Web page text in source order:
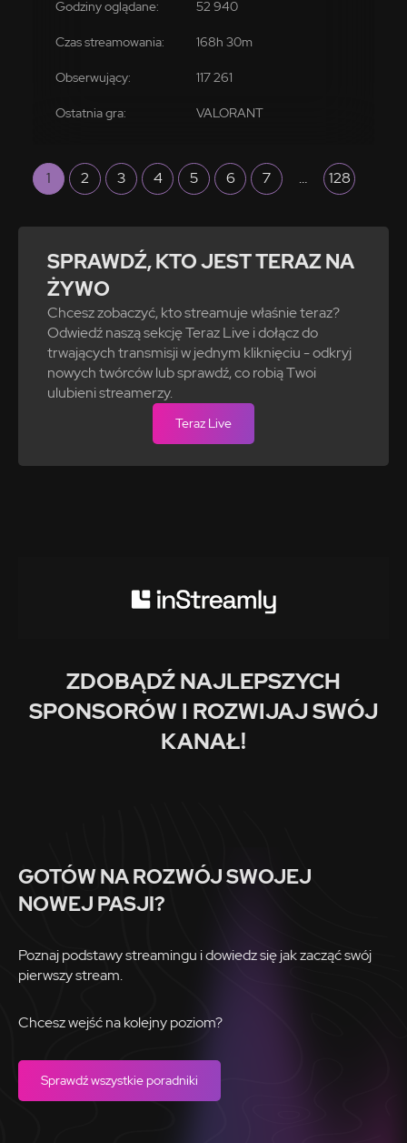
52 940
117 261
VALORANT
1 2 3 4 5 6 7 … 128
SPRAWDŹ, KTO JEST TERAZ NA
ŻYWO
Chcesz zobaczyć, kto streamuje właśnie teraz?
Odwiedź naszą sekcję Teraz Live i dołącz do
trwających transmisji w jednym kliknięciu - odkryj
nowych twórców lub sprawdź, co robią Twoi
ulubieni streamerzy.
Teraz Live
ZDOBĄDŹ NAJLEPSZYCH
SPONSORÓW I ROZWIJAJ SWÓJ
KANAŁ!
GOTÓW NA ROZWÓJ SWOJEJ
NOWEJ PASJI?
Poznaj podstawy streamingu i dowiedz się jak zacząć swój
pierwszy stream.
Chcesz wejść na kolejny poziom?
Sprawdź wszystkie poradniki